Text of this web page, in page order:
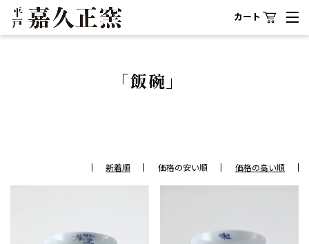
カート
「飯碗」
新着順 価格の安い順 価格の高い順